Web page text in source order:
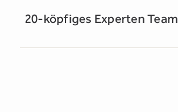
20-köpfiges Experten Team